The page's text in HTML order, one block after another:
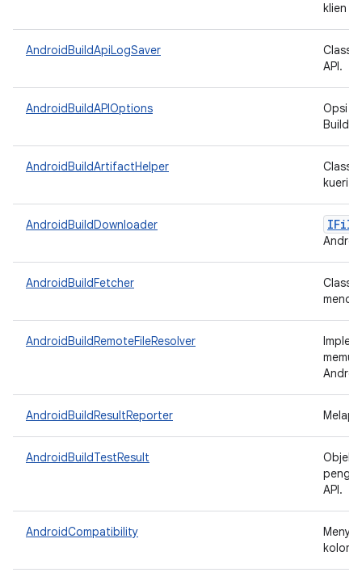
klien
AndroidBuildApiLogSaver
Class
API.
AndroidBuildAPIOptions
Opsi
Build
AndroidBuildArtifactHelper
Class
kueri
AndroidBuildDownloader IFile
AndroidBuildFetcher
Class
AndroidBuildRemoteFileResolver
AndroidBuildResultReporter
AndroidBuildTestResult
Objek
API.
AndroidCompatibility
kolom